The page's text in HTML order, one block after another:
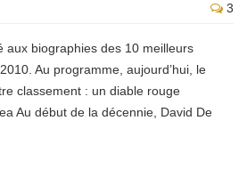
3
aux biographies des 10 meilleurs
Au programme, aujourd’hui, le
classement : un diable rouge
Au début de la décennie, David De